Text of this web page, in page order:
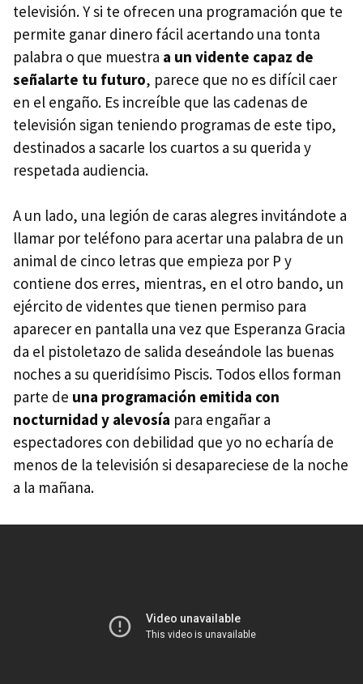
televisión. Y si te ofrecen una programación que te
permite ganar dinero fácil acertando una tonta
palabra o que muestra a un vidente capaz de
señalarte tu futuro, parece que no es difícil caer
en el engaño. Es increíble que las cadenas de
televisión sigan teniendo programas de este tipo,
destinados a sacarle los cuartos a su querida y
respetada audiencia.
A un lado, una legión de caras alegres invitándote a
llamar por teléfono para acertar una palabra de un
animal de cinco letras que empieza por P y
contiene dos erres, mientras, en el otro bando, un
ejército de videntes que tienen permiso para
aparecer en pantalla una vez que Esperanza Gracia
da el pistoletazo de salida deseándole las buenas
noches a su queridísimo Piscis. Todos ellos forman
parte de una programación emitida con
nocturnidad y alevosía para engañar a
espectadores con debilidad que yo no echaría de
menos de la televisión si desapareciese de la noche
a la mañana.